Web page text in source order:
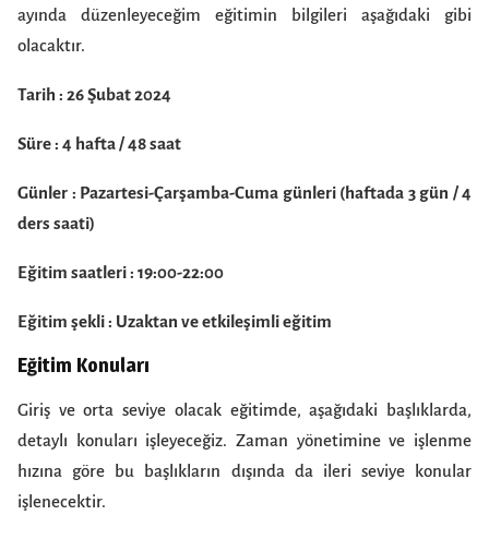
ayında düzenleyeceğim eğitimin bilgileri aşağıdaki gibi
olacaktır.
Tarih : 26 Şubat 2024
Süre : 4 hafta/ 48 saat
Günler : Pazartesi-Çarşamba-Cuma günleri (haftada 3 gün / 4
ders saati)
Eğitim saatleri : 19:00-22:00
Eğitim şekli : Uzaktan ve etkileşimli eğitim
Eğitim Konuları
Giriş ve orta seviye olacak eğitimde, aşağıdaki başlıklarda,
detaylı konuları işleyeceğiz. Zaman yönetimine ve işlenme
hızına göre bu başlıkların dışında da ileri seviye konular
işlenecektir.